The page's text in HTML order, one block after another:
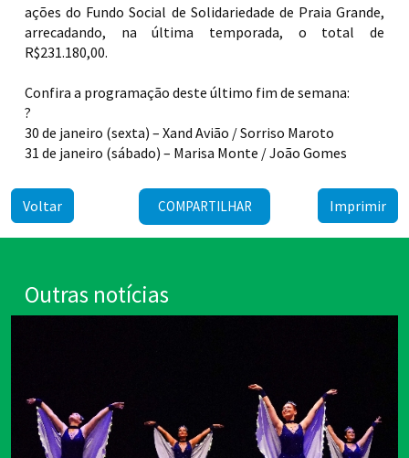
ações do Fundo Social de Solidariedade de Praia Grande,
arrecadando, na última temporada, o total de
R$231.180,00.
Confira a programação deste último fim de semana:
?
30 de janeiro (sexta) – Xand Avião / Sorriso Maroto
31 de janeiro (sábado) – Marisa Monte / João Gomes
Voltar COMPARTILHAR Imprimir
Outras notícias